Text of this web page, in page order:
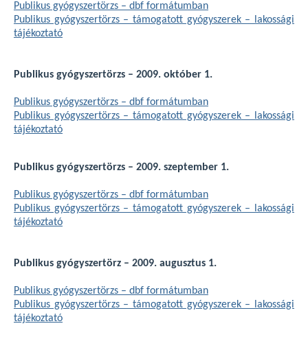
Publikus gyógyszertörzs – dbf formátumban
Publikus gyógyszertörzs – támogatott gyógyszerek – lakossági
tájékoztató
Publikus gyógyszertörzs – 2009. október 1.
Publikus gyógyszertörzs – dbf formátumban
Publikus gyógyszertörzs – támogatott gyógyszerek – lakossági
tájékoztató
Publikus gyógyszertörzs – 2009. szeptember 1.
Publikus gyógyszertörzs – dbf formátumban
Publikus gyógyszertörzs – támogatott gyógyszerek – lakossági
tájékoztató
Publikus gyógyszertörz – 2009. augusztus 1.
Publikus gyógyszertörzs – dbf formátumban
Publikus gyógyszertörzs – támogatott gyógyszerek – lakossági
tájékoztató